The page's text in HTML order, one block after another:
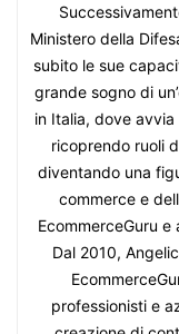
Ministero della
subito le sue
grande sogno di
in Italia, dove
ricoprendo ruoli
diventando una
commerce e
EcommerceGuru
Dal 2010,
professionisti e